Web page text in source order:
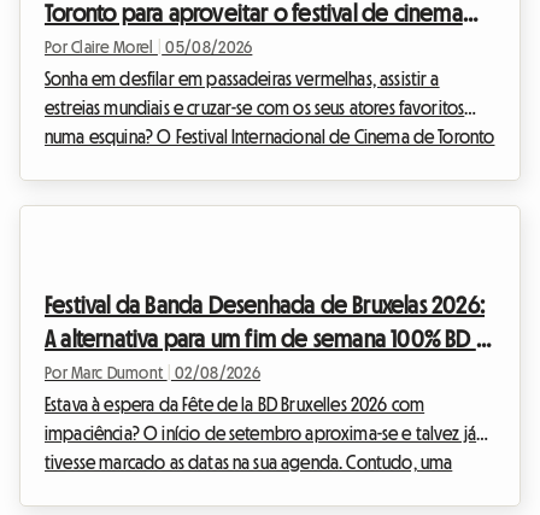
Toronto para aproveitar o festival de cinema
sem gastar muito
Por Claire Morel 05/08/2026
Sonha em desfilar em passadeiras vermelhas, assistir a
estreias mundiais e cruzar-se com os seus atores favoritos
numa esquina? O Festival Internacional de Cinema de Toronto
alojamento confortável sem sacrificar o or...
Festival da Banda Desenhada de Bruxelas 2026:
A alternativa para um fim de semana 100% BD e
alojamento económico
Por Marc Dumont 02/08/2026
Estava à espera da Fête de la BD Bruxelles 2026 com
impaciência? O início de setembro aproxima-se e talvez já
tivesse marcado as datas na sua agenda. Contudo, uma